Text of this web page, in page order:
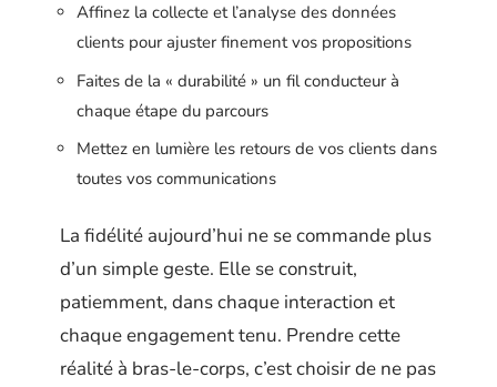
Affinez la collecte et l’analyse des données
clients pour ajuster finement vos propositions
Faites de la « durabilité » un fil conducteur à
chaque étape du parcours
Mettez en lumière les retours de vos clients dans
toutes vos communications
La fidélité aujourd’hui ne se commande plus
d’un simple geste. Elle se construit,
patiemment, dans chaque interaction et
chaque engagement tenu. Prendre cette
réalité à bras-le-corps, c’est choisir de ne pas